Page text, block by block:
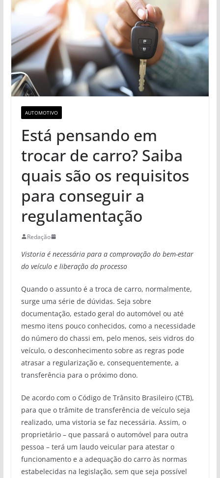
AUTOMOTIVO
Está pensando em
trocar de carro? Saiba
quais são os requisitos
para conseguir a
regulamentação
Redação
Vistoria é necessária para a comprovação do bem-estar
do veículo e liberação do processo
Quando o assunto é a troca de carro, normalmente,
surge uma série de dúvidas. Seja sobre
documentação, estado geral do automóvel ou até
mesmo itens pouco conhecidos, como a necessidade
do número do chassi em, pelo menos, seis vidros do
veículo, o desconhecimento sobre as regras pode
atrasar a regularização e, consequentemente, a
transferência para o próximo dono.
De acordo com o Código de Trânsito Brasileiro (CTB),
para que o trâmite de transferência de veículo seja
realizado, uma vistoria se faz necessária. Assim, o
proprietário – que passará o automóvel para outra
pessoa – terá um laudo veicular para atestar o
funcionamento e a adequação do carro às normas
estabelecidas na legislação, sem que seja possível